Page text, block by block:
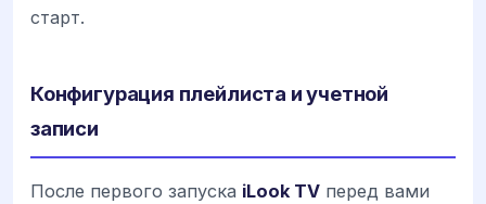
старт.
Конфигурация плейлиста и учетной
записи
После первого запуска iLook TV перед вами